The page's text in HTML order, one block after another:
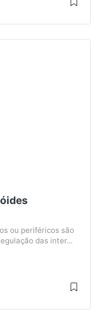
ou periféricos são
das inter...